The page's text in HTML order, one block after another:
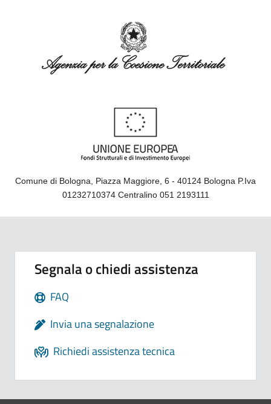
Comune di Bologna, Piazza Maggiore, 6 - 40124 Bologna P.Iva
01232710374 Centralino 051 2193111
Segnala o chiedi assistenza
FAQ
Invia una segnalazione
Richiedi assistenza tecnica